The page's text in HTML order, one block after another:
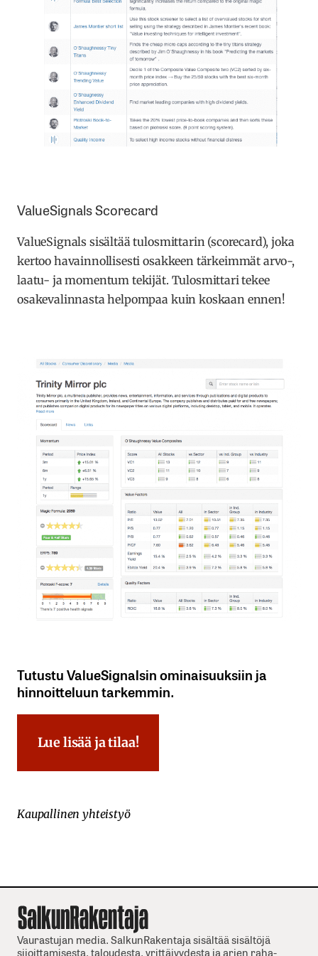
ValueSignals Scorecard
ValueSignals sisältää tulosmittarin (scorecard), joka
kertoo havainnollisesti osakkeen tärkeimmät arvo-,
laatu- ja momentum tekijät. Tulosmittari tekee
osakevalinnasta helpompaa kuin koskaan ennen!
Tutustu ValueSignalsin ominaisuuksiin ja
hinnoitteluun tarkemmin.
Lue lisää ja tilaa!
Kaupallinen yhteistyö
Vaurastujan media. SalkunRakentaja sisältää sisältöjä
sijoittamisesta, taloudesta, yrittäjyydesta ja arjen raha-